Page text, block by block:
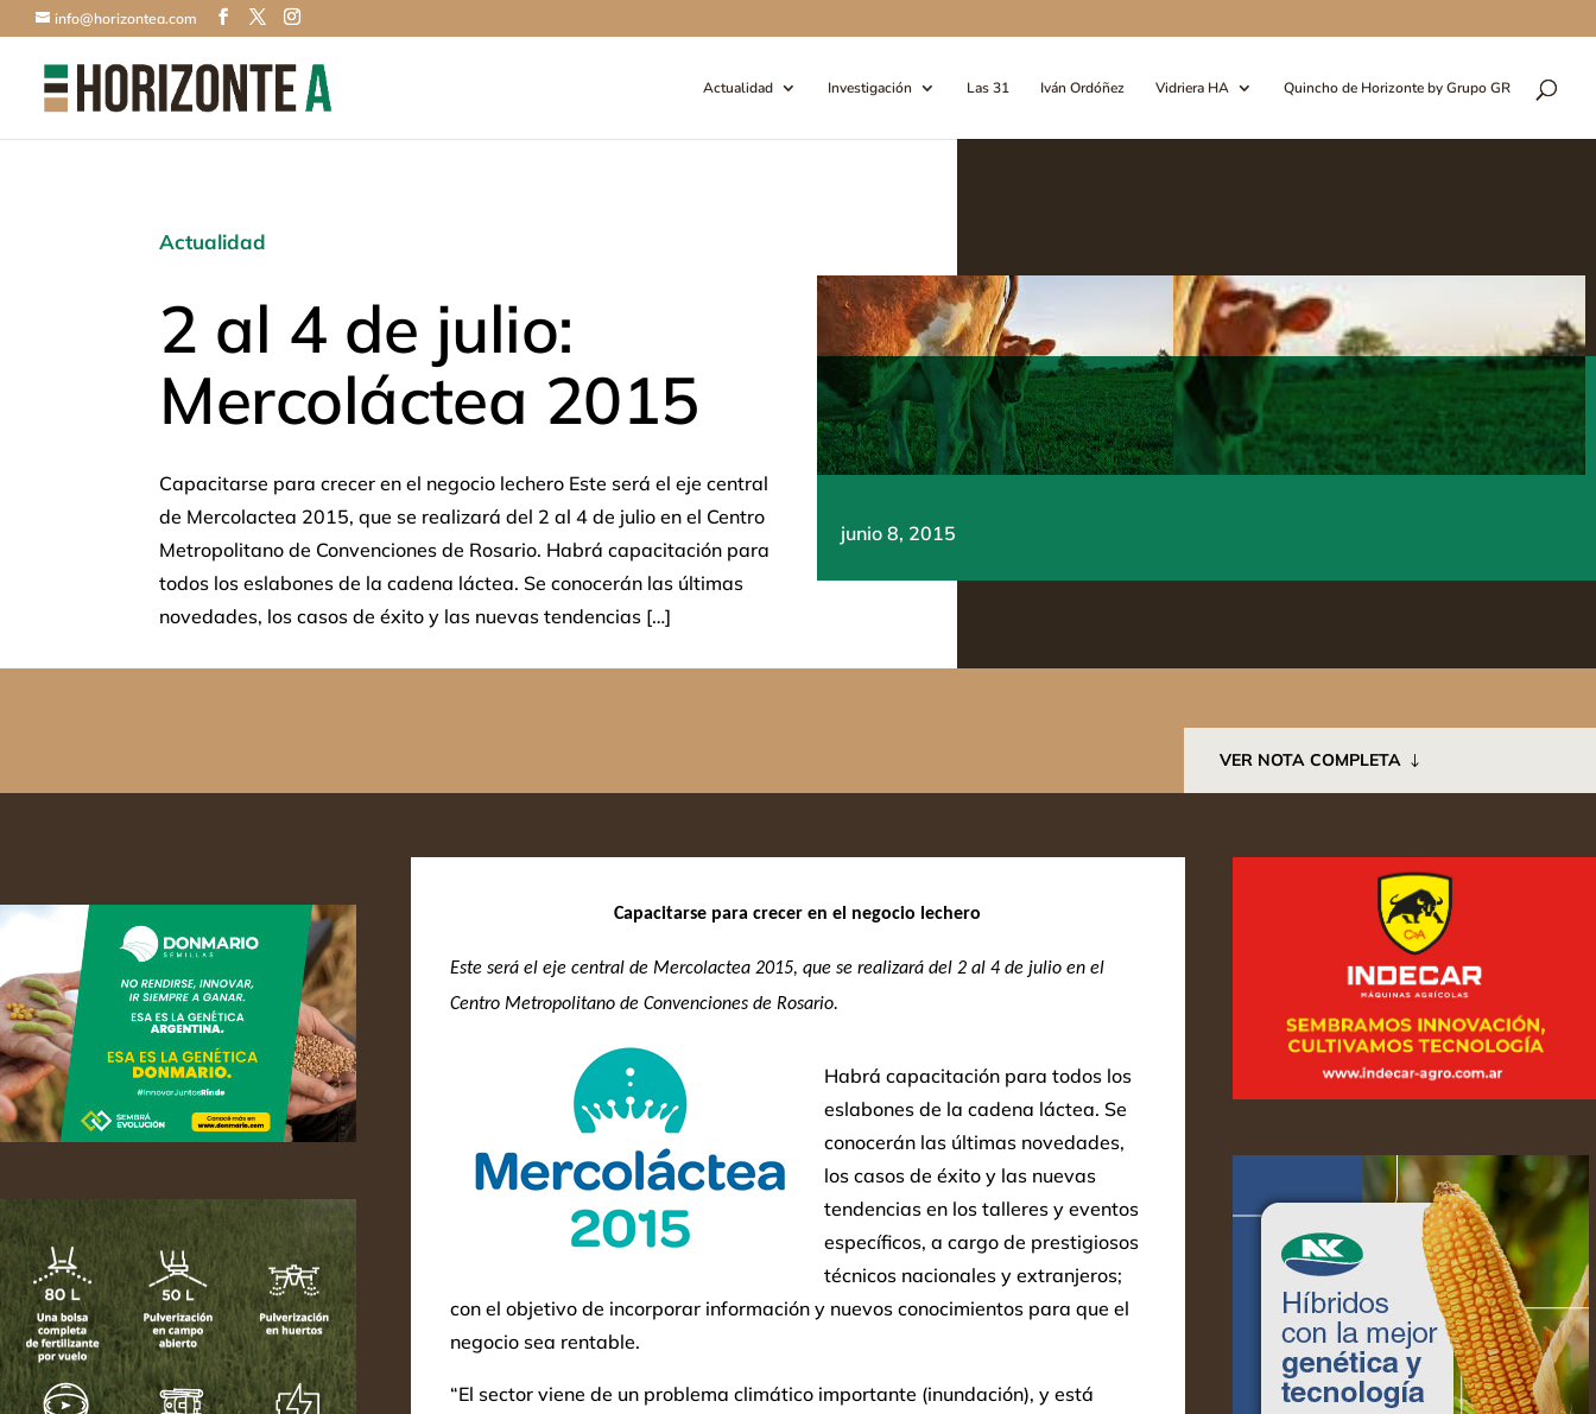
info@horizontea.com
Actualidad Investigación Las 31 Iván Ordóñez Vidriera HA Quincho de Horizonte by Grupo GR
Actualidad
2 al 4 de julio:
Mercoláctea 2015
Capacitarse para crecer en el negocio lechero Este será el eje central
de Mercolactea 2015, que se realizará del 2 al 4 de julio en el Centro
Metropolitano de Convenciones de Rosario. Habrá capacitación para
todos los eslabones de la cadena láctea. Se conocerán las últimas
novedades, los casos de éxito y las nuevas tendencias […]
junio 8, 2015
VER NOTA COMPLETA
Capacitarse para crecer en el negocio lechero
Este será el eje central de Mercolactea 2015, que se realizará del 2 al 4 de julio en el
Centro Metropolitano de Convenciones de Rosario.
Habrá capacitación para todos los
eslabones de la cadena láctea. Se
conocerán las últimas novedades,
los casos de éxito y las nuevas
tendencias en los talleres y eventos
específicos, a cargo de prestigiosos
técnicos nacionales y extranjeros;
con el objetivo de incorporar información y nuevos conocimientos para que el
negocio sea rentable.
“El sector viene de un problema climático importante (inundación), y está